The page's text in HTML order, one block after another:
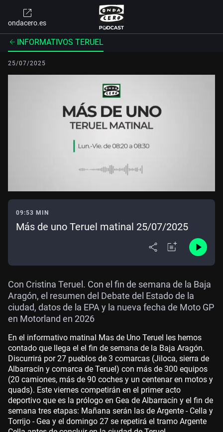
ondacero.es
INFORMATIVOS TERUEL
25/07/2025
09:53 MIN
Más de uno Teruel matinal 25/07/2025
Con Cristina Teruel. Con el fin de semana de la Baja
Aragón, el resumen del Debate del Estado de la
ciudad, datos de la EPA y la nueva fecha de Moto GP
en Motorland en 2026
En el informativo matinal Mas de Uno Teruel les hemos
contado que llega el el fin de semana de la Baja Aragón.
Discurrirá por 27 pueblos de 3 comarcas (Jiloca, sierra de
Albarracín y comarca de Teruel) con más de 300 equipos
(20 camiones, más de 90 coches y un centenar en motos y
quads). Este viernes competirán en el primer acto
deportivo que es la prólogo en Gea de Albarracín y el fin de
semana tres etapas: Mañana serán las de Argente - Cella y
Torrijo - Gea y el domingo 27 se repetirá el tramo Argente